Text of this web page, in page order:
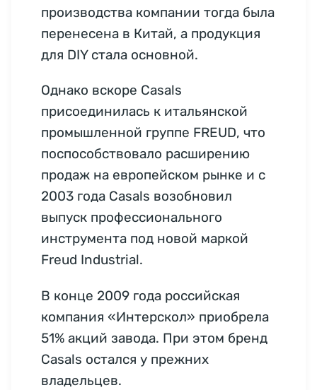
производства компании тогда была
перенесена в Китай, а продукция
для DIY стала основной.
Однако вскоре Casals
присоединилась к итальянской
промышленной группе FREUD, что
поспособствовало расширению
продаж на европейском рынке и с
2003 года Casals возобновил
выпуск профессионального
инструмента под новой маркой
Freud Industrial.
В конце 2009 года российская
компания «Интерскол» приобрела
51% акций завода. При этом бренд
Casals остался у прежних
владельцев.